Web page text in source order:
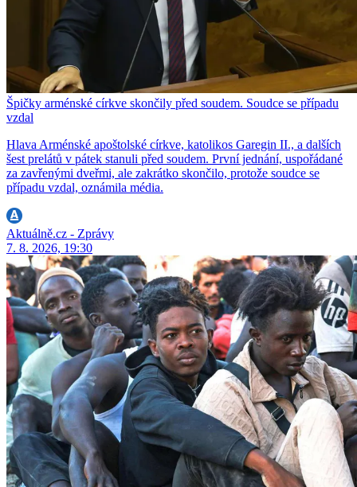
Špičky arménské církve skončily před soudem. Soudce se případu
vzdal
Hlava Arménské apoštolské církve, katolikos Garegin II., a dalších
šest prelátů v pátek stanuli před soudem. První jednání, uspořádané
za zavřenými dveřmi, ale zakrátko skončilo, protože soudce se
případu vzdal, oznámila média.
Aktuálně.cz - Zprávy
7. 8. 2026, 19:30